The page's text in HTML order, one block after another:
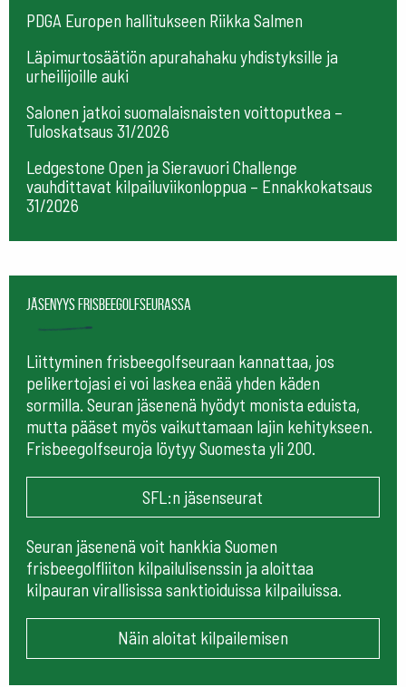
PDGA Europen hallitukseen Riikka Salmen
Läpimurtosäätiön apurahahaku yhdistyksille ja
urheilijoille auki
Salonen jatkoi suomalaisnaisten voittoputkea –
Tuloskatsaus 31/2026
Ledgestone Open ja Sieravuori Challenge
vauhdittavat kilpailuviikonloppua – Ennakkokatsaus
31/2026
Jäsenyys frisbeegolfseurassa
Liittyminen frisbeegolfseuraan kannattaa, jos
pelikertojasi ei voi laskea enää yhden käden
sormilla. Seuran jäsenenä hyödyt monista eduista,
mutta pääset myös vaikuttamaan lajin kehitykseen.
Frisbeegolfseuroja löytyy Suomesta yli 200.
SFL:n jäsenseurat
Seuran jäsenenä voit hankkia Suomen
frisbeegolfliiton kilpailulisenssin ja aloittaa
kilpauran virallisissa sanktioiduissa kilpailuissa.
Näin aloitat kilpailemisen